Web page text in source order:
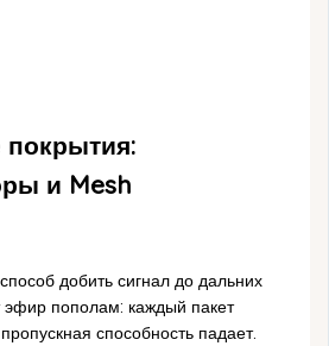
и Mesh
добить сигнал до дальних
эфир пополам: каждый пакет
способность падает.